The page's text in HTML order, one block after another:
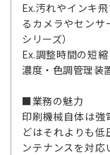
Ex.汚れやインキ
るカメラやセンサ
シリーズ）
Ex.調整時間の短
濃度・色調管理装
■業務の魅力
印刷機械自体は強
どはそれよりも
ンテナンスを対